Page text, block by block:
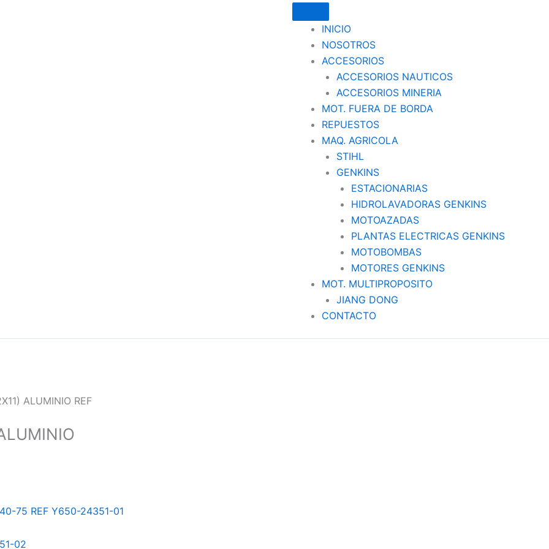
INICIO
NOSOTROS
ACCESORIOS
ACCESORIOS NAUTICOS
ACCESORIOS MINERIA
MOT. FUERA DE BORDA
REPUESTOS
MAQ. AGRICOLA
STIHL
GENKINS
ESTACIONARIAS
HIDROLAVADORAS GENKINS
MOTOAZADAS
PLANTAS ELECTRICAS GENKINS
MOTOBOMBAS
MOTORES GENKINS
MOT. MULTIPROPOSITO
JIANG DONG
CONTACTO
ALUMINIO REF